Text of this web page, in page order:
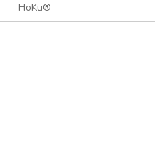
HoKu®